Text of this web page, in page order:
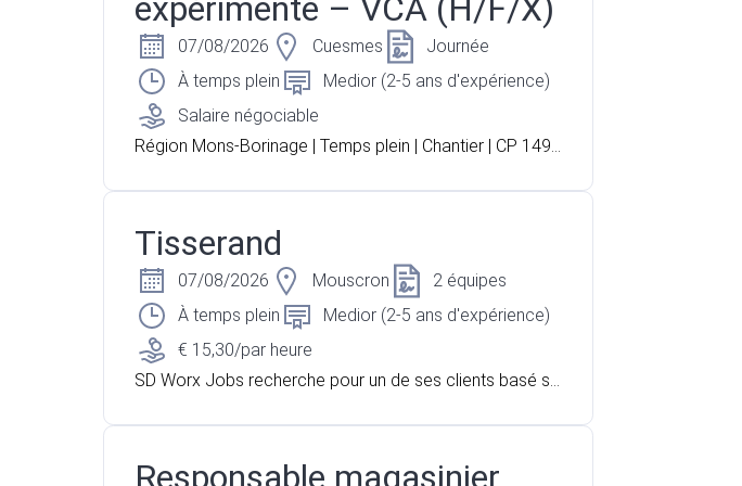
07/08/2026 Cuesmes
Journée
À temps plein
Medior (2-5 ans d'expérience)
Salaire négociable
Région Mons-Borinage | Temps plein | Chantier | CP 149.
me sur chantier et titulaire d'un certificat VCA valide ? Po
icité, nous recherchons un électricien industriel pour inter
venir au sein d'un bâtiment actuellement en construction.
Vous travaillerez de manière autonome sur base de plan
s électriques et serez accompagné d'un aide-électricien
pour la réalisation des différentes installations.
Tisserand
07/08/2026 Mouscron
2 équipes
À temps plein
Medior (2-5 ans d'expérience)
€ 15,30/par heure
SD Worx Jobs recherche pour un de ses clients basé su
Responsable magasinier